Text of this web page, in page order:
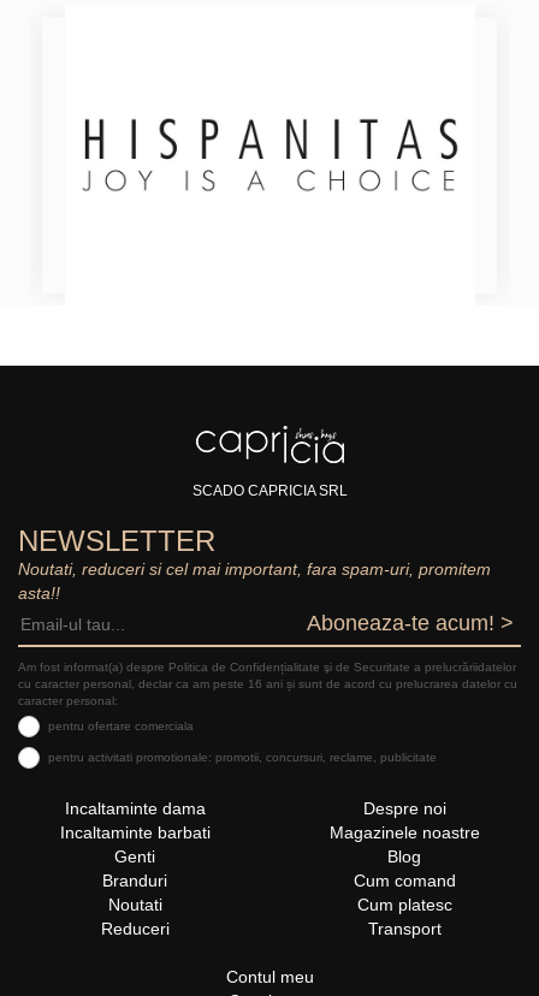
SCADO CAPRICIA SRL
NEWSLETTER
Noutati, reduceri si cel mai important, fara spam-uri, promitem
asta!!
Aboneaza-te acum! >
Am fost informat(a) despre Politica de Confidențialitate şi de Securitate a prelucrăriidatelor
cu caracter personal, declar ca am peste 16 ani și sunt de acord cu prelucrarea datelor cu
caracter personal:
pentru ofertare comerciala
pentru activitati promotionale: promotii, concursuri, reclame, publicitate
Incaltaminte dama
Incaltaminte barbati
Genti
Branduri
Noutati
Reduceri
Despre noi
Magazinele noastre
Blog
Cum comand
Cum platesc
Transport
Contul meu